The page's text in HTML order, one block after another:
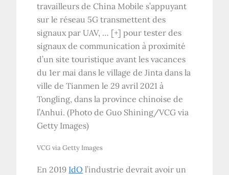
travailleurs de China Mobile s’appuyant
sur le réseau 5G transmettent des
signaux par UAV, … [+] pour tester des
signaux de communication à proximité
d’un site touristique avant les vacances
du 1er mai dans le village de Jinta dans la
ville de Tianmen le 29 avril 2021 à
Tongling, dans la province chinoise de
l’Anhui. (Photo de Guo Shining/VCG via
Getty Images)
VCG via Getty Images
En 2019 IdO l’industrie devrait avoir un